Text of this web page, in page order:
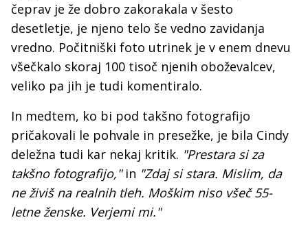
čeprav je že dobro zakorakala v šesto
desetletje, je njeno telo še vedno zavidanja
vredno. Počitniški foto utrinek je v enem dnevu
všečkalo skoraj 100 tisoč njenih oboževalcev,
veliko pa jih je tudi komentiralo.
In medtem, ko bi pod takšno fotografijo
pričakovali le pohvale in presežke, je bila Cindy
deležna tudi kar nekaj kritik. "Prestara si za
takšno fotografijo,"in "Zdaj si stara. Mislim, da
ne živiš na realnih tleh. Moškim niso všeč 55-
letne ženske. Verjemi mi."